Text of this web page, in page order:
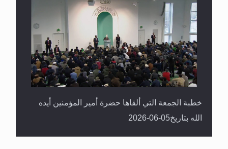
خطبة الجمعة التي ألقاها حضرة أمير المؤمنين أيده
الله بتاريخ05-06-2026